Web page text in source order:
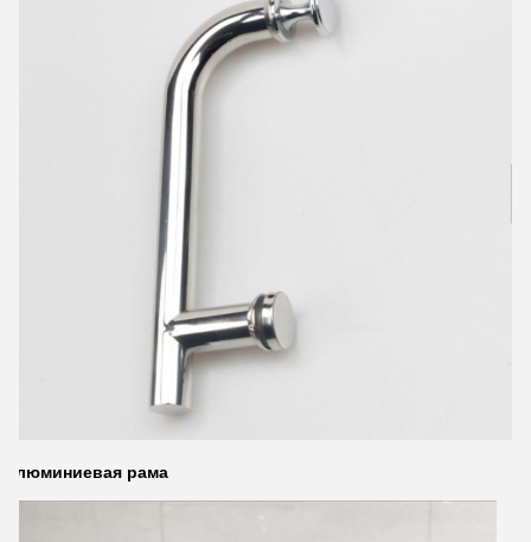
Алюминиевая рама